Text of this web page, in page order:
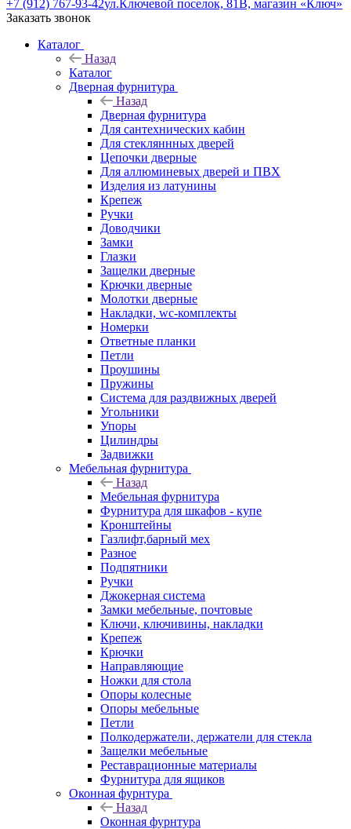
+7 (912) 767-93-42ул.Ключевой поселок, 81В, магазин «Ключ»
Заказать звонок
Каталог
Назад
Каталог
Дверная фурнитура
Назад
Дверная фурнитура
Для сантехнических кабин
Для стекляннных дверей
Цепочки дверные
Для аллюминевых дверей и ПВХ
Изделия из латунины
Крепеж
Ручки
Доводчики
Замки
Глазки
Защелки дверные
Крючки дверные
Молотки дверные
Накладки, wc-комплекты
Номерки
Ответные планки
Петли
Проушины
Пружины
Система для раздвижных дверей
Угольники
Упоры
Цилиндры
Задвижки
Мебельная фурнитура
Назад
Мебельная фурнитура
Фурнитура для шкафов - купе
Кронштейны
Газлифт,барный мех
Разное
Подпятники
Ручки
Джокерная система
Замки мебельные, почтовые
Ключи, ключивины, накладки
Крепеж
Крючки
Направляющие
Ножки для стола
Опоры колесные
Опоры мебельные
Петли
Полкодержатели, держатели для стекла
Защелки мебельные
Реставрационные материалы
Фурнитура для ящиков
Оконная фурнтура
Назад
Оконная фурнтура